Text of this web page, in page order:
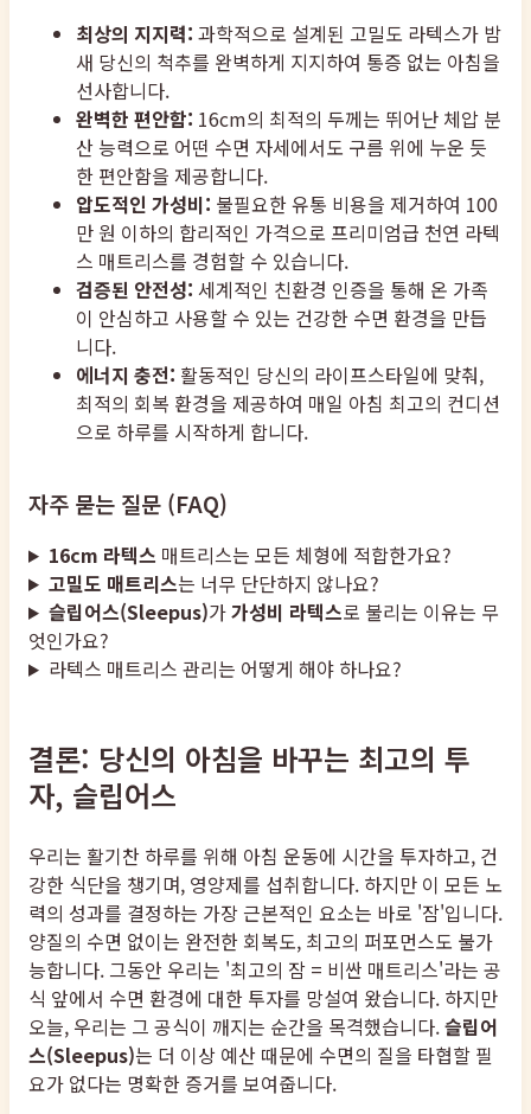
최상의 지지력: 과학적으로 설계된 고밀도 라텍스가 밤
새 당신의 척추를 완벽하게 지지하여 통증 없는 아침을
선사합니다.
완벽한 편안함: 16cm의 최적의 두께는 뛰어난 체압 분
산 능력으로 어떤 수면 자세에서도 구름 위에 누운 듯
한 편안함을 제공합니다.
압도적인 가성비: 불필요한 유통 비용을 제거하여 100
만 원 이하의 합리적인 가격으로 프리미엄급 천연 라텍
스 매트리스를 경험할 수 있습니다.
검증된 안전성: 세계적인 친환경 인증을 통해 온 가족
이 안심하고 사용할 수 있는 건강한 수면 환경을 만듭
니다.
에너지 충전: 활동적인 당신의 라이프스타일에 맞춰,
최적의 회복 환경을 제공하여 매일 아침 최고의 컨디션
으로 하루를 시작하게 합니다.
자주 묻는 질문 (FAQ)
16cm 라텍스 매트리스는 모든 체형에 적합한가요?
고밀도 매트리스는 너무 단단하지 않나요?
슬립어스(Sleepus)가가성비 라텍스로 불리는 이유는 무
엇인가요?
라텍스 매트리스 관리는 어떻게 해야 하나요?
결론: 당신의 아침을 바꾸는 최고의 투
자, 슬립어스
우리는 활기찬 하루를 위해 아침 운동에 시간을 투자하고, 건
강한 식단을 챙기며, 영양제를 섭취합니다. 하지만 이 모든 노
력의 성과를 결정하는 가장 근본적인 요소는 바로 '잠'입니다.
양질의 수면 없이는 완전한 회복도, 최고의 퍼포먼스도 불가
능합니다. 그동안 우리는 '최고의 잠 = 비싼 매트리스'라는 공
식 앞에서 수면 환경에 대한 투자를 망설여 왔습니다. 하지만
오늘, 우리는 그 공식이 깨지는 순간을 목격했습니다.슬립어
스(Sleepus)는 더 이상 예산 때문에 수면의 질을 타협할 필
요가 없다는 명확한 증거를 보여줍니다.